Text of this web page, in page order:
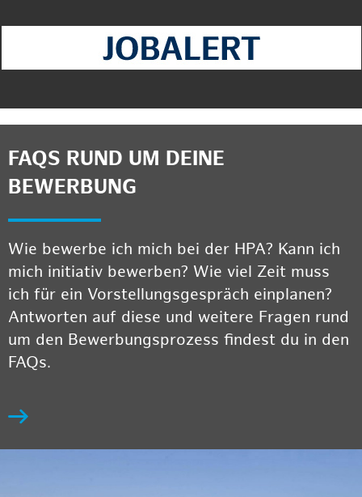
FAQS RUND UM DEINE
BEWERBUNG
Wie bewerbe ich mich bei der HPA? Kann ich
mich initiativ bewerben? Wie viel Zeit muss
ich für ein Vorstellungsgespräch einplanen?
Antworten auf diese und weitere Fragen rund
um den Bewerbungsprozess findest du in den
FAQs.